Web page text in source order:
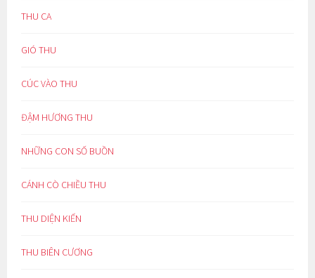
THU CA
GIÓ THU
CÚC VÀO THU
ĐẬM HƯƠNG THU
NHỮNG CON SỐ BUỒN
CÁNH CÒ CHIỀU THU
THU DIỆN KIẾN
THU BIÊN CƯƠNG